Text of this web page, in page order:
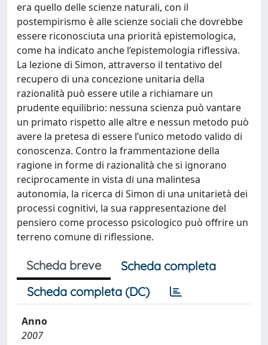
era quello delle scienze naturali, con il
postempirismo è alle scienze sociali che dovrebbe
essere riconosciuta una priorità epistemologica,
come ha indicato anche l’epistemologia riflessiva.
La lezione di Simon, attraverso il tentativo del
recupero di una concezione unitaria della
razionalità può essere utile a richiamare un
prudente equilibrio: nessuna scienza può vantare
un primato rispetto alle altre e nessun metodo può
avere la pretesa di essere l’unico metodo valido di
conoscenza. Contro la frammentazione della
ragione in forme di razionalità che si ignorano
reciprocamente in vista di una malintesa
autonomia, la ricerca di Simon di una unitarietà dei
processi cognitivi, la sua rappresentazione del
pensiero come processo psicologico può offrire un
terreno comune di riflessione.
Scheda breve
Scheda completa
Scheda completa (DC)
Anno
2007